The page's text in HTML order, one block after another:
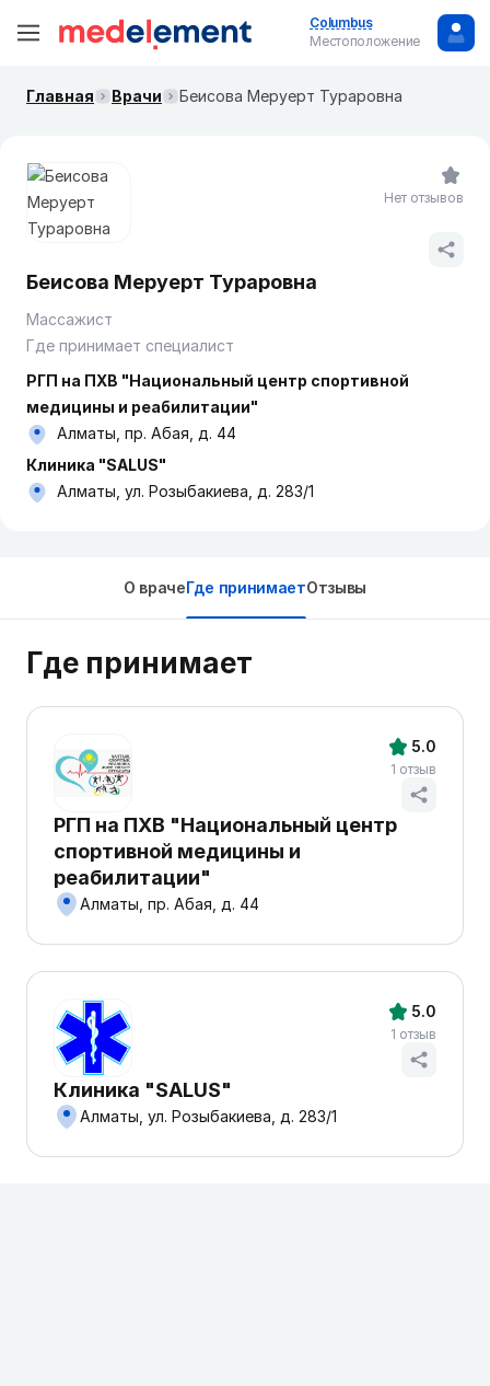
Columbus
Местоположение
Главная Врачи Беисова Меруерт Тураровна
Беисова Меруерт Тураровна
Массажист
Где принимает специалист
РГП на ПХВ "Национальный центр спортивной
медицины и реабилитации"
Алматы, пр. Абая, д. 44
Клиника "SALUS"
Алматы, ул. Розыбакиева, д. 283/1
Нет отзывов
О врачеГде принимаетОтзывы
Где принимает
РГП на ПХВ "Национальный центр
спортивной медицины и
реабилитации"
Алматы, пр. Абая, д. 44
5.0
1 отзыв
Клиника "SALUS"
Алматы, ул. Розыбакиева, д. 283/1
5.0
1 отзыв